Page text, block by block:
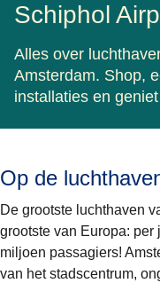
Schiphol
Alles over
Amsterdam. Shop,
installaties en
Op de
De grootste luchthaven
grootste van Europa:
miljoen passagiers!
van het stadscentrum,